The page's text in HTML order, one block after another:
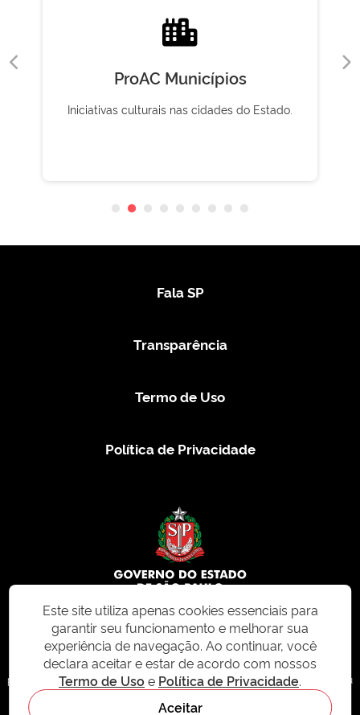
ProAC Municípios
Iniciativas culturais nas cidades do Estado.
Fala SP
Transparência
Termo de Uso
Política de Privacidade
© 2026 CMS.SP.GOV.BR. Todos os direitos reservados.
Este site e todo o seu conteúdo, incluindo textos, imagens e design, são
protegidos por direitos autorais e não podem ser reproduzidos, distribuídos ou
modificados sem permissão expressa. Para mais informações ou para
solicitações de uso, acesse nosso site
Este site utiliza apenas cookies essenciais para
garantir seu funcionamento e melhorar sua
experiência de navegação. Ao continuar, você
declara aceitar e estar de acordo com nossos
Termo de Uso e Política de Privacidade.
Aceitar